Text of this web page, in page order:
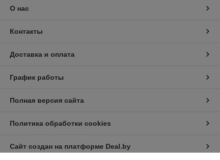
О нас
Контакты
Доставка и оплата
График работы
Полная версия сайта
Политика обработки cookies
Сайт создан на платформе Deal.by